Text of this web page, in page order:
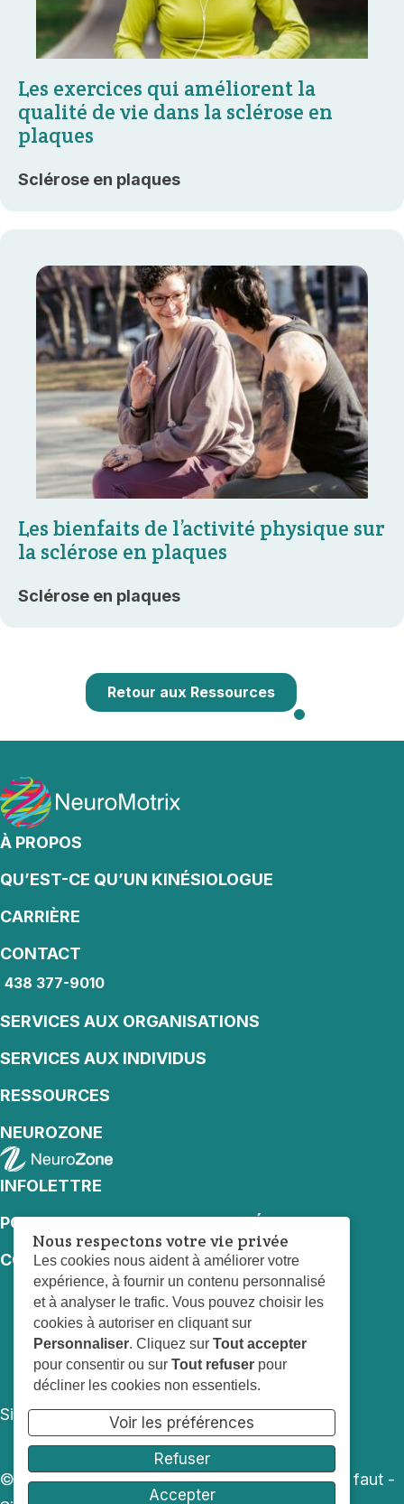
Les exercices qui améliorent la
qualité de vie dans la sclérose en
plaques
Sclérose en plaques
Les bienfaits de l’activité physique sur
la sclérose en plaques
Sclérose en plaques
Retour aux Ressources
À PROPOS
QU’EST-CE QU’UN KINÉSIOLOGUE
CARRIÈRE
CONTACT
438 377-9010
SERVICES AUX ORGANISATIONS
SERVICES AUX INDIVIDUS
RESSOURCES
NEUROZONE
INFOLETTRE
POLITIQUE DE CONFIDENTIALITÉ
CONDITIONS D’UTILISATION
Facebook NeuroMotrix
Instagram NeuroMotrix
LinkedIn NeuroMotrix
YouTube
Site web par :
© 2026 Neuromotrix : le mouvement qu’il vous faut -
Nous respectons votre vie privée
Les cookies nous aident à améliorer votre
expérience, à fournir un contenu personnalisé
et à analyser le trafic. Vous pouvez choisir les
cookies à autoriser en cliquant sur
Personnaliser. Cliquez sur Tout accepter
pour consentir ou sur Tout refuser pour
décliner les cookies non essentiels.
Voir les préférences
Refuser
Accepter